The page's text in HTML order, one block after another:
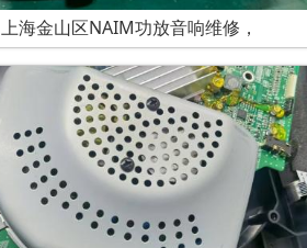
上海金山区NAIM功放音响维修，